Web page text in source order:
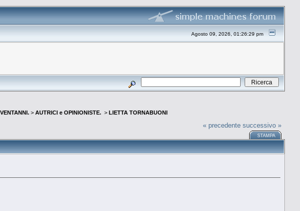
Agosto 09, 2026, 01:26:29 pm
> AUTRICI e OPINIONISTE. > LIETTA TORNABUONI
« precedente successivo »
STAMPA